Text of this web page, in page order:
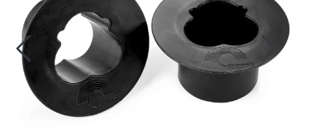
AKTUELT
BRUKT
SAMTALEROM